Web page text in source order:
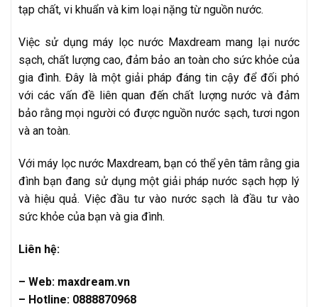
tạp chất, vi khuẩn và kim loại nặng từ nguồn nước.
Việc sử dụng máy lọc nước Maxdream mang lại nước
sạch, chất lượng cao, đảm bảo an toàn cho sức khỏe của
gia đình. Đây là một giải pháp đáng tin cậy để đối phó
với các vấn đề liên quan đến chất lượng nước và đảm
bảo rằng mọi người có được nguồn nước sạch, tươi ngon
và an toàn.
Với máy lọc nước Maxdream, bạn có thể yên tâm rằng gia
đình bạn đang sử dụng một giải pháp nước sạch hợp lý
và hiệu quả. Việc đầu tư vào nước sạch là đầu tư vào
sức khỏe của bạn và gia đình.
Liên hệ:
– Web: maxdream.vn
– Hotline: 0888870968